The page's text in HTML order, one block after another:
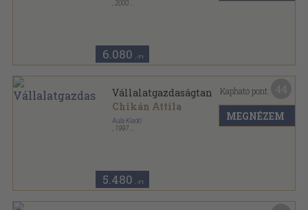
2000
6.080 ,-Ft
Vállalatgazdaságtan
Chikán Attila
Aula Kiadó
1997
5.480 ,-Ft
Kapható pont:
MEGNÉZEM